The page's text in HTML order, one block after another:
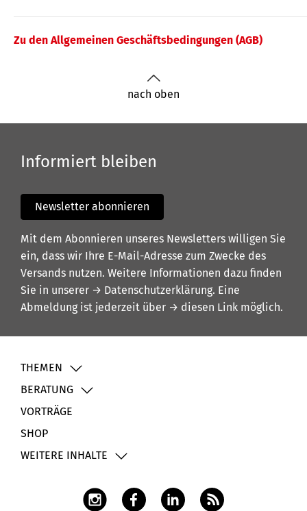
Zu den Allgemeinen Geschäftsbedingungen (AGB)
nach oben
Informiert bleiben
Newsletter abonnieren
Mit dem Abonnieren unseres Newsletters willigen Sie
ein, dass wir Ihre E-Mail-Adresse zum Zwecke des
Versands nutzen. Weitere Informationen dazu finden
Sie in unserer → Datenschutzerklärung. Eine
Abmeldung ist jederzeit über → diesen Link möglich.
THEMEN
BERATUNG
VORTRÄGE
SHOP
WEITERE INHALTE